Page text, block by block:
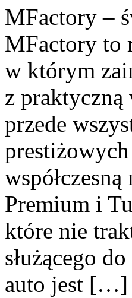
MFactory –
MFactory to
w którym
z praktyczną
przede
Premium i
które nie
służącego
auto jest […]